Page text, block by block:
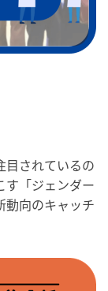
目されているの
す「ジェンダー
動向のキャッチ